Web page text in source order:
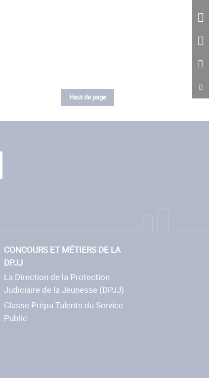
Haut de page
CONCOURS ET MÉTIERS DE LA
DPJJ
La Direction de la Protection
Judiciaire de la Jeunesse (DPJJ)
Classe Prépa Talents du Service
Public